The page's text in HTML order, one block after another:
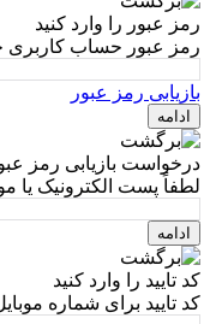
رمز عبور را وارد کنید
رمز عبور حساب کاربری
بازیابی رمز عبور
ادامه
درخواست بازیابی رمز
لطفاً پست الکترونیک یا
ادامه
کد تایید را وارد کنید
کد تایید برای شماره